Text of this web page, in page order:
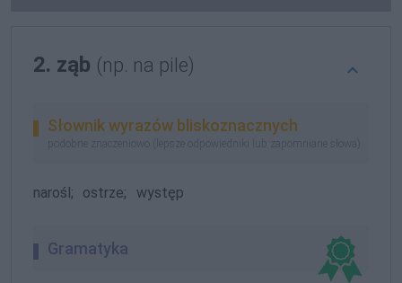
2. ząb (np. na pile)
Słownik wyrazów bliskoznacznych
podobne znaczeniowo (lepsze odpowiedniki lub zapomniane słowa)
narośl; ostrze; występ
Gramatyka